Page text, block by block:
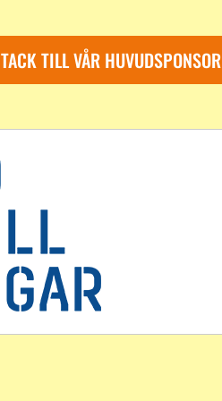
TACK TILL VÅR HUVUDSPONSOR